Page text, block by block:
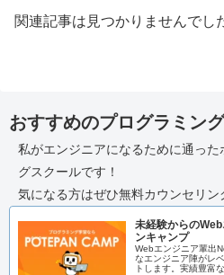
関連記事は見つかりませんでし
おすすめのプログラミン
私がエンジニアになるために通っ
グスクールです！
気になる方はぜひ無料カウンセリン
未経験からの
ンキャンプ
Webエンジニア輩出
なエンジニア陣がレ
トします。実績豊富